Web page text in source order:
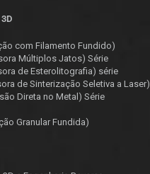
com Filamento Fundido)
Múltiplos Jatos) Série
de Esterolitografia) série
de Sinterização Seletiva a Laser)
Direta no Metal) Série
Granular Fundida)